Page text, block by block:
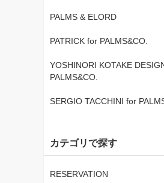
PALMS & ELORD
PATRICK for PALMS&CO.
YOSHINORI KOTAKE
PALMS&CO.
SERGIO TACCHINI for
カテゴリで探す
RESERVATION